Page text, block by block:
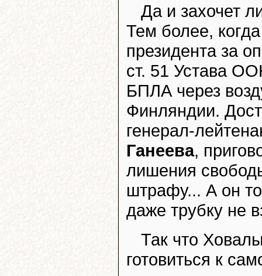
Да и захочет
Тем более,
президента за
ст. 51 Устава
БПЛА через
Финляндии.
генерал-
Ганеева,
лишения
штрафу... А он
даже трубку не
Так что
готовиться к